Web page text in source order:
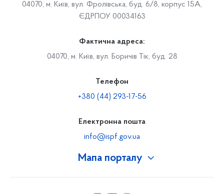
Мапа порталу
04070, м. Київ, вул. Фролівська, буд. 6/8, корпус 15А,
ЄДРПОУ 00034163
Фактична адреса:
04070, м. Київ, вул. Боричів Тік, буд. 28
Телефон
+380 (44) 293-17-56
Електронна пошта
info@ispf.gov.ua